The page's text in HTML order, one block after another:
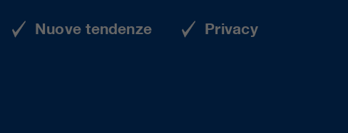
Nuove tendenze Privacy